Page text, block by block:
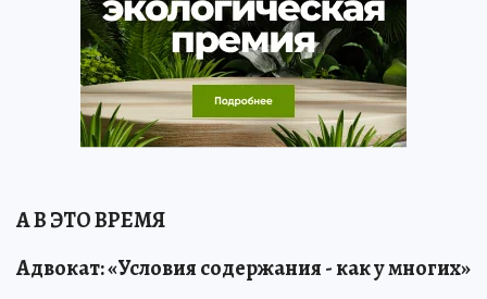
А В ЭТО ВРЕМЯ
Адвокат: «Условия содержания - как у многих»